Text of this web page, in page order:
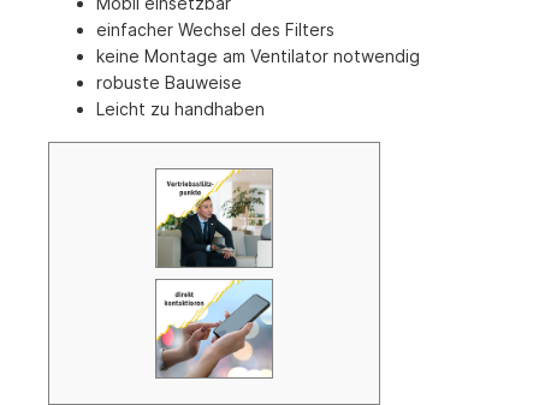
einfacher Wechsel des Filters
keine Montage am Ventilator notwendig
robuste Bauweise
Leicht zu handhaben